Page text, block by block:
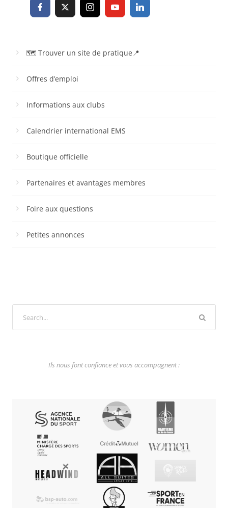
🗺 Trouver un site de pratique📍
Offres d’emploi
Informations aux clubs
Calendrier international EMS
Boutique officielle
Partenaires et avantages membres
Foire aux questions
Petites annonces
Ils nous font confiance et vous accompagnent :